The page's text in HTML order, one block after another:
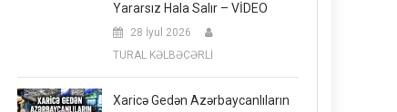
Yararsız Hala Salır – VİDEO
28 İyul 2026
TURAL KƏLBƏCƏRLİ
Xaricə Gedən Azərbaycanlıların